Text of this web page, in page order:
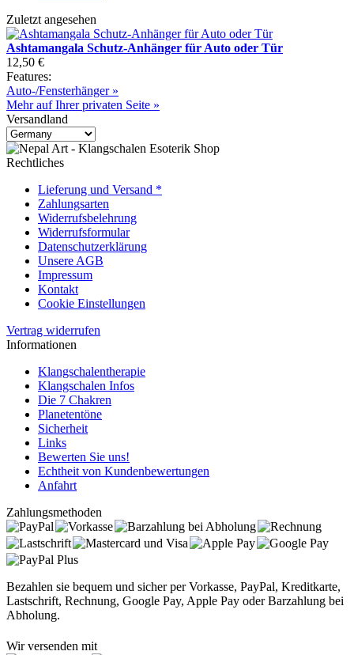
Zuletzt angesehen
Ashtamangala Schutz-Anhänger für Auto oder Tür
12,50 €
Features:
Auto-/Fensterhänger »
Mehr auf Ihrer privaten Seite »
Versandland
Rechtliches
Lieferung und Versand *
Zahlungsarten
Widerrufsbelehrung
Widerrufsformular
Datenschutzerklärung
Unsere AGB
Impressum
Kontakt
Cookie Einstellungen
Vertrag widerrufen
Informationen
Klangschalentherapie
Klangschalen Infos
Die 7 Chakren
Planetentöne
Sicherheit
Links
Bewerten Sie uns!
Echtheit von Kundenbewertungen
Anfahrt
Zahlungsmethoden
Bezahlen sie bequem und sicher per Vorkasse, PayPal, Kreditkarte,
Lastschrift, Rechnung, Google Pay, Apple Pay oder Barzahlung bei
Abholung.
Wir versenden mit